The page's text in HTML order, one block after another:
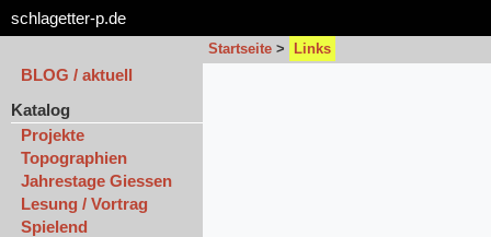
schlagetter-p.de
Startseite > Links
BLOG / aktuell
Katalog
Projekte
Topographien
Jahrestage Giessen
Lesung / Vortrag
Spielend